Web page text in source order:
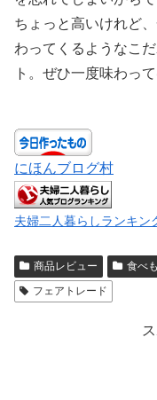
ちょっと高いけれど
わってくるようなこ
ト。ぜひ一度味わっ
にほんブログ村
夫婦二人暮らしランキン
商品レビュー 食べ
フェアトレード